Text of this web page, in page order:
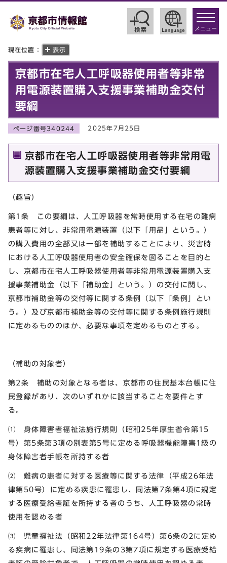
toggle
メニュー
現在位置： 表示
京都市在宅人工呼吸器使用者等非常
用電源装置購入支援事業補助金交付
要綱
ページ番号340244 2025年7月25日
京都市在宅人工呼吸器使用者等非常用電
源装置購入支援事業補助金交付要綱
（趣旨）
第1条 この要綱は、人工呼吸器を常時使用する在宅の難病
患者等に対し、非常用電源装置（以下「用品」という。）
の購入費用の全部又は一部を補助することにより、災害時
における人工呼吸器使用者の安全確保を図ることを目的と
し、京都市在宅人工呼吸器使用者等非常用電源装置購入支
援事業補助金（以下「補助金」という。）の交付に関し、
京都市補助金等の交付等に関する条例（以下「条例」とい
う。）及び京都市補助金等の交付等に関する条例施行規則
に定めるもののほか、必要な事項を定めるものとする。
（補助の対象者）
第2条 補助の対象となる者は、京都市の住民基本台帳に住
民登録があり、次のいずれかに該当することを要件とす
る。
⑴ 身体障害者福祉法施行規則（昭和25年厚生省令第15
号）第5条第3項の別表第5号に定める呼吸器機能障害1級の
身体障害者手帳を所持する者
⑵ 難病の患者に対する医療等に関する法律（平成26年法
律第50号）に定める疾患に罹患し、同法第7条第4項に規定
する医療受給者証を所持する者のうち、人工呼吸器の常時
使用を認める者
⑶ 児童福祉法（昭和22年法律第164号）第6条の2に定め
る疾病に罹患し、同法第19条の3第7項に規定する医療受給